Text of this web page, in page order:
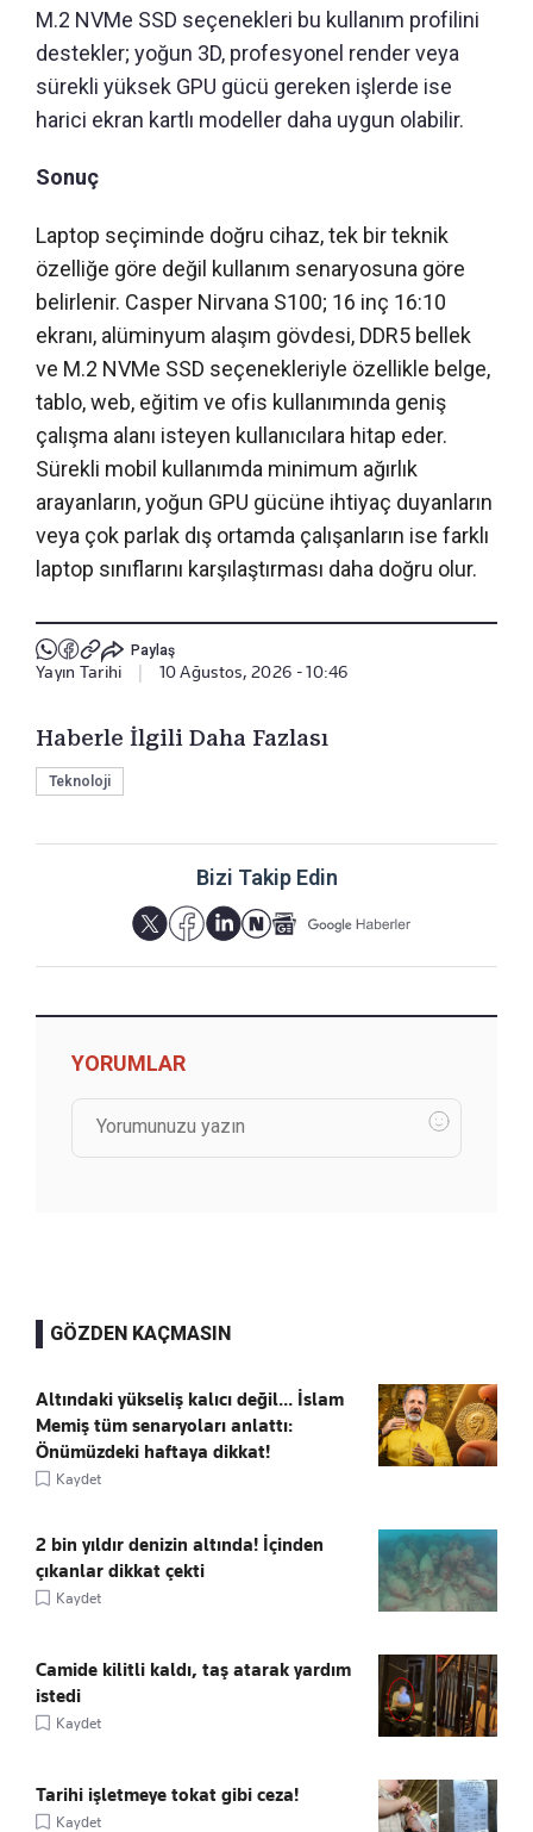
M.2 NVMe SSD seçenekleri bu kullanım profilini
destekler; yoğun 3D, profesyonel render veya
sürekli yüksek GPU gücü gereken işlerde ise
harici ekran kartlı modeller daha uygun olabilir.
Sonuç
Laptop seçiminde doğru cihaz, tek bir teknik
özelliğe göre değil kullanım senaryosuna göre
belirlenir. Casper Nirvana S100; 16 inç 16:10
ekranı, alüminyum alaşım gövdesi, DDR5 bellek
ve M.2 NVMe SSD seçenekleriyle özellikle belge,
tablo, web, eğitim ve ofis kullanımında geniş
çalışma alanı isteyen kullanıcılara hitap eder.
Sürekli mobil kullanımda minimum ağırlık
arayanların, yoğun GPU gücüne ihtiyaç duyanların
veya çok parlak dış ortamda çalışanların ise farklı
laptop sınıflarını karşılaştırması daha doğru olur.
Paylaş
Yayın Tarihi | 10 Ağustos, 2026 - 10:46
Haberle İlgili Daha Fazlası
Teknoloji
Bizi Takip Edin
YORUMLAR
GÖZDEN KAÇMASIN
Altındaki yükseliş kalıcı değil... İslam
Memiş tüm senaryoları anlattı:
Önümüzdeki haftaya dikkat!
Kaydet
2 bin yıldır denizin altında! İçinden
çıkanlar dikkat çekti
Kaydet
Camide kilitli kaldı, taş atarak yardım
istedi
Kaydet
Tarihi işletmeye tokat gibi ceza!
Kaydet